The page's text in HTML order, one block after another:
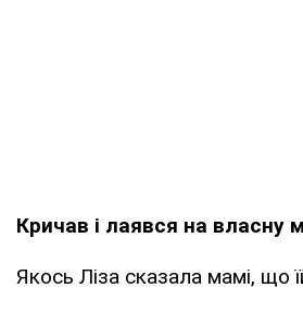
Кричав і лаявся на власну
Якось Ліза сказала мамі, що